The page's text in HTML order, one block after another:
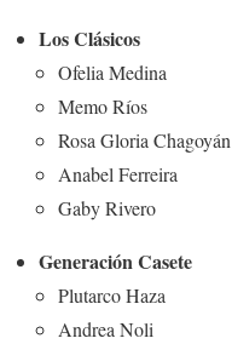
Los Clásicos
Ofelia Medina
Memo Ríos
Rosa Gloria Chagoyán
Anabel Ferreira
Gaby Rivero
Generación Casete
Plutarco Haza
Andrea Noli